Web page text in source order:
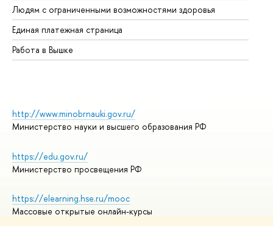
Людям с ограниченными возможностями здоровья
Единая платежная страница
Работа в Вышке
http://www.minobrnauki.gov.ru/
Министерство науки и высшего образования РФ
https://edu.gov.ru/
Министерство просвещения РФ
https://elearning.hse.ru/mooc
Массовые открытые онлайн-курсы